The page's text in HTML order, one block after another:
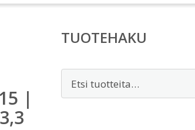
|
TUOTEHAKU